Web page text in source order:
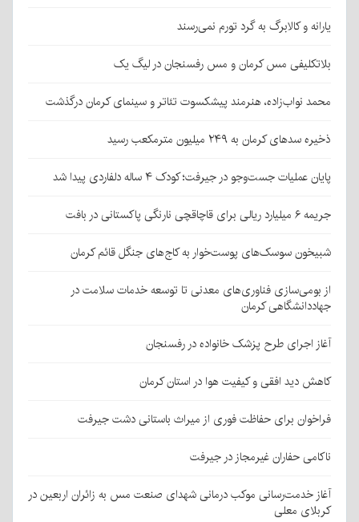
یارانه و کالابرگ به گرد تورم نمی‌رسند
بلاتکلیفی مس کرمان و مس رفسنجان در لیگ یک
محمد نواب‌زاده، هنرمند پیشکسوت تئاتر و سینمای کرمان درگذشت
ذخیره سدهای کرمان به ۲۴۹ میلیون مترمکعب رسید
پایان عملیات جست‌وجو در جیرفت؛ کودک ۴ ساله دلفاردی پیدا شد
جریمه ۶ میلیارد ریالی برای قاچاقچی نارنگی پاکستانی در بافت
شبیخون سوسک‌های پوست‌خوار به کاج‌های جنگل قائم کرمان
از بومی‌سازی فناوری‌های معدنی تا توسعه خدمات سلامت در
جهاددانشگاهی کرمان
آغاز اجرای طرح پزشک خانواده در رفسنجان
کاهش دید افقی و کیفیت هوا در استان کرمان
فراخوان برای حفاظت فوری از میراث باستانی دشت جیرفت
ناکامی حفاران غیرمجاز در جیرفت
آغاز خدمت‌رسانی موکب درمانی شهدای صنعت مس به زائران اربعین در
کربلای معلی